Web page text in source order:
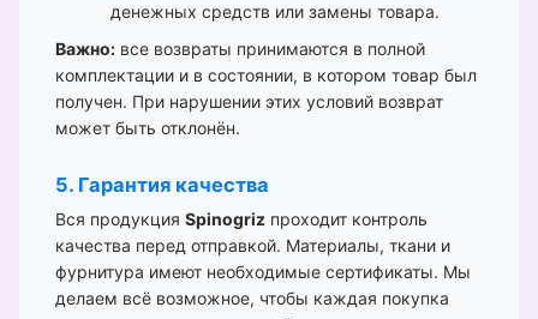
денежных средств или замены товара.
Важно: все возвраты принимаются в полной
комплектации и в состоянии, в котором товар был
получен. При нарушении этих условий возврат
может быть отклонён.
5. Гарантия качества
Вся продукция Spinogriz проходит контроль
качества перед отправкой. Материалы, ткани и
фурнитура имеют необходимые сертификаты. Мы
делаем всё возможное, чтобы каждая покупка